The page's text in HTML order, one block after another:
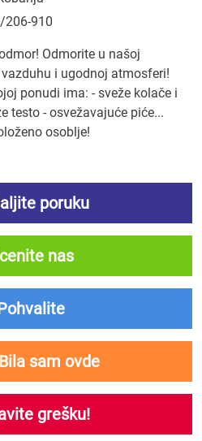
206-910
Odmorite u našoj
i ugodnoj atmosferi!
ponudi ima: - sveže kolače i
testo - osvežavajuće piće...
osoblje!
poruku
nas
sam ovde
grešku!